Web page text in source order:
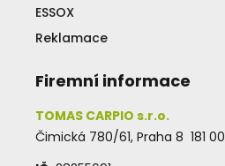
ESSOX
Reklamace
Firemní informace
TOMAS CARPIO s.r.o.
Čimická 780/61, Praha 8 181 00